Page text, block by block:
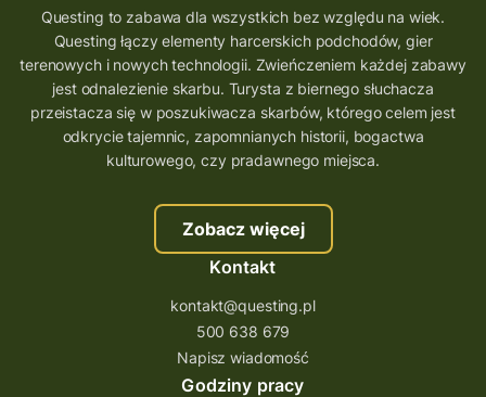
Questing to zabawa dla wszystkich bez względu na wiek.
Questing łączy elementy harcerskich podchodów, gier
terenowych i nowych technologii. Zwieńczeniem każdej zabawy
jest odnalezienie skarbu. Turysta z biernego słuchacza
przeistacza się w poszukiwacza skarbów, którego celem jest
odkrycie tajemnic, zapomnianych historii, bogactwa
kulturowego, czy pradawnego miejsca.
Zobacz więcej
Kontakt
kontakt@questing.pl
500 638 679
Napisz wiadomość
Godziny pracy